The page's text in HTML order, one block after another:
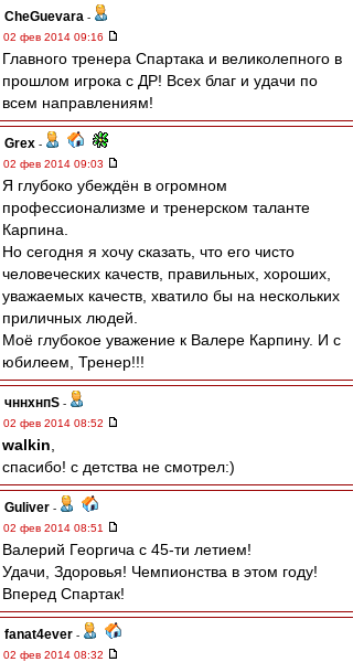
CheGuevara -
02 фев 2014 09:16
Главного тренера Спартака и великолепного в
прошлом игрока с ДР! Всех благ и удачи по
всем направлениям!
Grex -
02 фев 2014 09:03
Я глубоко убеждён в огромном
профессионализме и тренерском таланте
Карпина.
Но сегодня я хочу сказать, что его чисто
человеческих качеств, правильных, хороших,
уважаемых качеств, хватило бы на нескольких
приличных людей.
Моё глубокое уважение к Валере Карпину. И с
юбилеем, Тренер!!!
чннхнпS -
02 фев 2014 08:52
walkin
спасибо! с детства не смотрел:)
Guliver -
02 фев 2014 08:51
Валерий Георгича с 45-ти летием!
Удачи, Здоровья! Чемпионства в этом году!
Вперед Спартак!
fanat4ever -
02 фев 2014 08:32